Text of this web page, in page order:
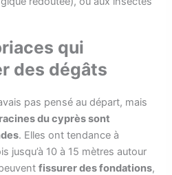
qui
des dégâts
pas pensé au départ, mais
du cyprès sont
. Elles ont tendance à
jusqu’à 10 à 15 mètres autour
peuventfissurer des fondations,